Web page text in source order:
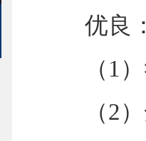
优良
（1
（2